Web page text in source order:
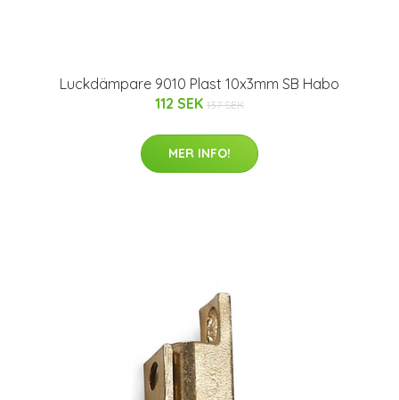
Luckdämpare 9010 Plast 10x3mm SB Habo
112 SEK 137 SEK
MER INFO!